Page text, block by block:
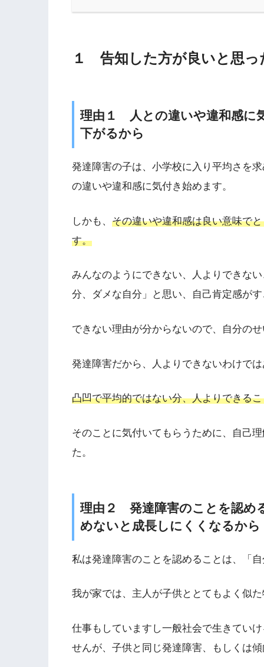
１ 告知した方が良いと思っ
理由１ 人との違いや違和感に
下がるから
発達障害の子は、小学校に入り平均さを
の違いや違和感に気付き始めます。
しかも、 その違いや違和感は良い意味で
す。
みんなのようにできない、人よりできな
分、ダメな自分」と思い、自己肯定感が
できない理由が分からないので、自分の
発達障害だから、人よりできないわけで
凸凹で平均的ではない分、人よりできる
そのことに気付いてもらうために、自己
た。
理由２ 発達障害のことを認め
めないと成長しにくくなるから
私は発達障害のことを認めることは、「
我が家では、主人が子供ととてもよく似
仕事もしていますし一般社会で生きてい
せんが、子供と同じ発達障害、もしくは